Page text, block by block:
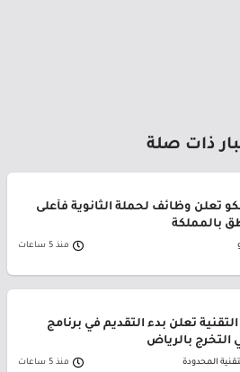
ذات صلة
تعلن وظائف لحملة الثانوية فأعلى
بالمملكة
منذ 5 ساعات
تعلن بدء التقديم في برنامج
التخرج بالرياض
المحدودة منذ 5 ساعات